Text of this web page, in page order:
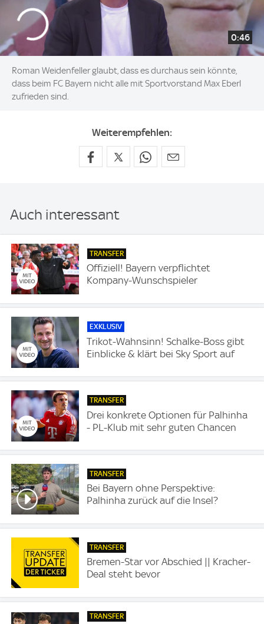
0:46
Roman Weidenfeller glaubt, dass es durchaus sein könnte,
dass beim FC Bayern nicht alle mit Sportvorstand Max Eberl
zufrieden sind.
Weiterempfehlen:
Auch interessant
TRANSFER
Offiziell! Bayern verpflichtet
Kompany-Wunschspieler
EXKLUSIV
Trikot-Wahnsinn! Schalke-Boss gibt
Einblicke & klärt bei Sky Sport auf
TRANSFER
Drei konkrete Optionen für Palhinha
- PL-Klub mit sehr guten Chancen
TRANSFER
Bei Bayern ohne Perspektive:
Palhinha zurück auf die Insel?
TRANSFER
Bremen-Star vor Abschied || Kracher-
Deal steht bevor
TRANSFER